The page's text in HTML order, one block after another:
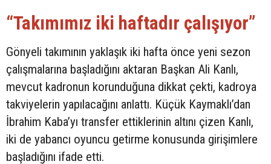
“Takımımız iki haftadır çalışıyor”
Gönyeli takımının yaklaşık iki hafta önce yeni sezon
çalışmalarına başladığını aktaran Başkan Ali Kanlı,
mevcut kadronun korunduğuna dikkat çekti, kadroya
takviyelerin yapılacağını anlattı. Küçük Kaymaklı’dan
İbrahim Kaba’yı transfer ettiklerinin altını çizen Kanlı,
iki de yabancı oyuncu getirme konusunda girişimlere
başladığını ifade etti.